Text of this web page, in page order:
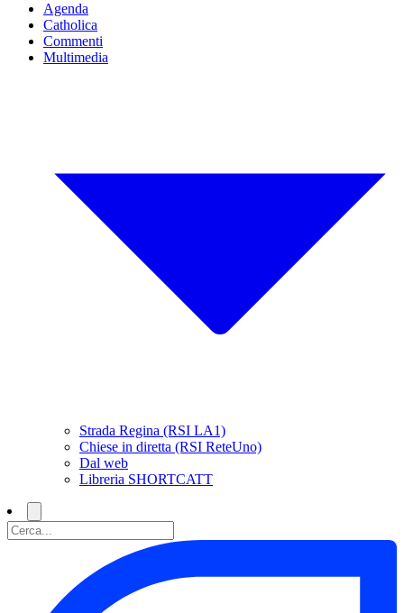
Agenda
Catholica
Commenti
Multimedia
Strada Regina (RSI LA1)
Chiese in diretta (RSI ReteUno)
Dal web
Libreria SHORTCATT